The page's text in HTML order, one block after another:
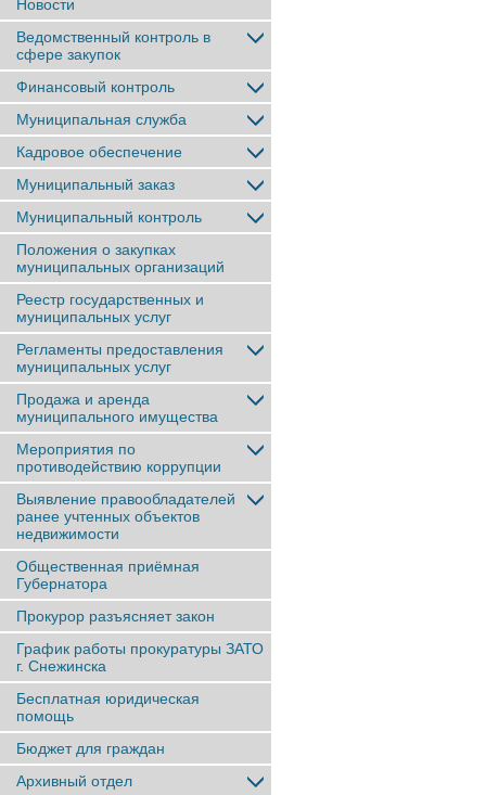
Новости
Ведомственный контроль в
сфере закупок
Финансовый контроль
Муниципальная служба
Кадровое обеспечение
Муниципальный заказ
Муниципальный контроль
Положения о закупках
муниципальных организаций
Реестр государственных и
муниципальных услуг
Регламенты предоставления
муниципальных услуг
Продажа и аренда
муниципального имущества
Мероприятия по
противодействию коррупции
Выявление правообладателей
ранее учтенныx объектов
недвижимости
Общественная приёмная
Губернатора
Прокурор разъясняет закон
График работы прокуратуры ЗАТО
г. Снежинска
Бесплатная юридическая
помощь
Бюджет для граждан
Архивный отдел